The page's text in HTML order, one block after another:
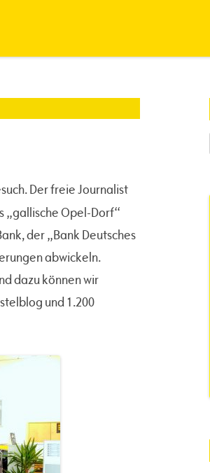
Der freie Journalist
„gallische Opel-Dorf“
der „Bank Deutsches
abwickeln.
dazu können wir
und 1.200